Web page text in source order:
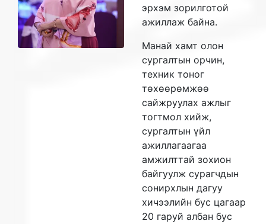
эрхэм зорилготой
ажиллаж байна.
Манай хамт олон
сургалтын орчин,
техник тоног
төхөөрөмжөө
сайжруулах ажлыг
тогтмол хийж,
сургалтын үйл
ажиллагаагаа
амжилттай зохион
байгуулж сурагчдын
сонирхлын дагуу
хичээлийн бус цагаар
20 гаруй албан бус